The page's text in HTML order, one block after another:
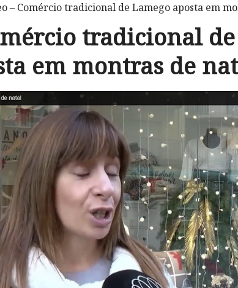
– Comércio tradicional de Lamego aposta em
tradicional
em montras de